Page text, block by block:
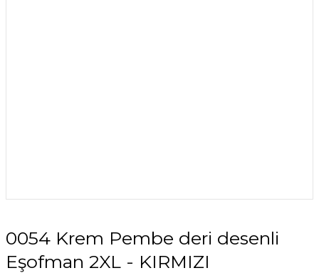
0054 Krem Pembe deri desenli
Eşofman 2XL - KIRMIZI